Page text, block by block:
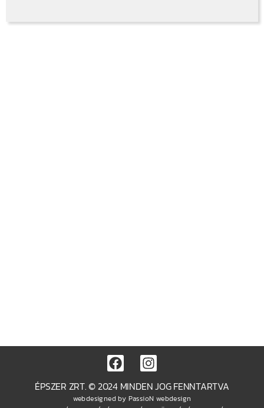
ÉPSZER ZRT. © 2024 MINDEN JOG FENNTARTVA
webdesigned by PassioN webdesign